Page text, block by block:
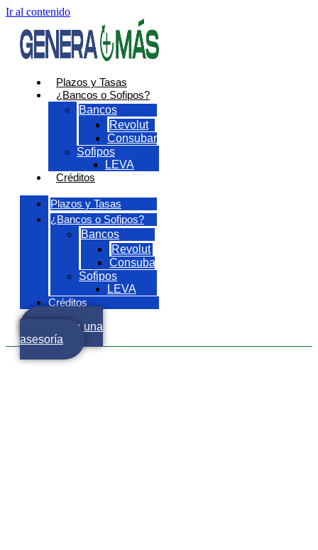
Ir al contenido
Plazos y Tasas
¿Bancos o Sofipos?
Bancos
Revolut
Consubanco
Sofipos
LEVA
Créditos
Plazos y Tasas
¿Bancos o Sofipos?
Bancos
Revolut
Consubanco
Sofipos
LEVA
Créditos
Agenda una
asesoría